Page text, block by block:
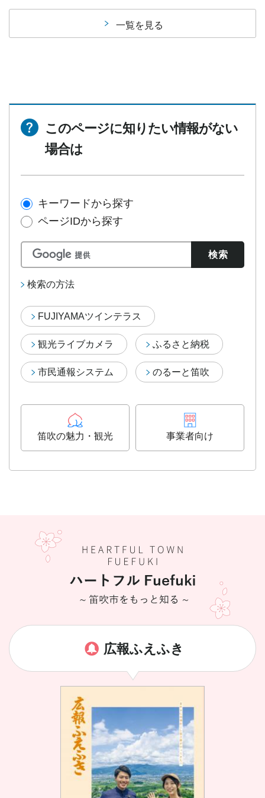
一覧を見る
このページに知りたい情報がない
場合は
キーワードから探す
ページIDから探す
検索の方法
FUJIYAMAツインテラス
観光ライブカメラ ふるさと納税
市民通報システム のるーと笛吹
笛吹の魅力・観光 事業者向け
広報ふえふき